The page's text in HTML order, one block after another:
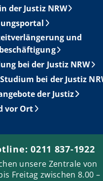
der Justiz NRW
und
bei der Justiz NRW
bei der Justiz
der Justiz
vor Ort
0211 837-1922
unsere Zentrale von
Freitag zwischen 8.00 –